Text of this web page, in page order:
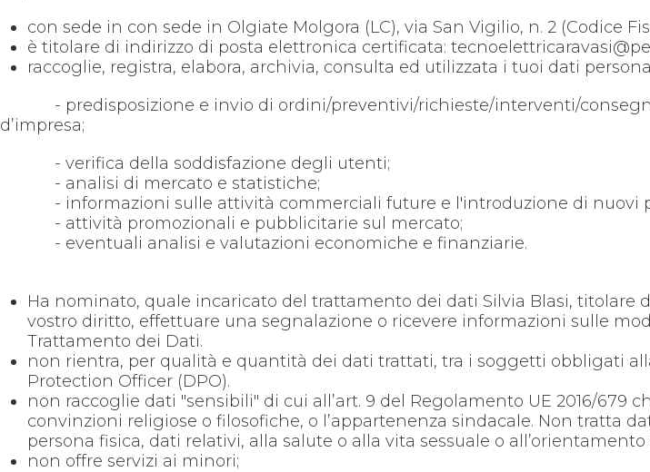
con sede in con sede in Olgiate Molgora (LC), via San Vigilio, n. 2 (Codice
è titolare di indirizzo di posta elettronica certificata:
raccoglie, registra, elabora, archivia, consulta ed utilizzata i tuoi dati
- predisposizione e invio di ordini/preventivi/richieste/interventi/
d’impresa;
- verifica della soddisfazione degli utenti;
- analisi di mercato e statistiche;
- informazioni sulle attività commerciali future e l'introduzione di nuovi
- attività promozionali e pubblicitarie sul mercato;
- eventuali analisi e valutazioni economiche e finanziarie.
Ha nominato, quale incaricato del trattamento dei dati Silvia Blasi, titolare
vostro diritto, effettuare una segnalazione o ricevere informazioni sulle
Trattamento dei Dati.
non rientra, per qualità e quantità dei dati trattati, tra i soggetti obbligati
Protection Officer (DPO).
non raccoglie dati "sensibili" di cui all’art. 9 del Regolamento UE 2016/679
convinzioni religiose o filosofiche, o l’appartenenza sindacale. Non tratta
persona fisica, dati relativi, alla salute o alla vita sessuale o
non offre servizi ai minori;